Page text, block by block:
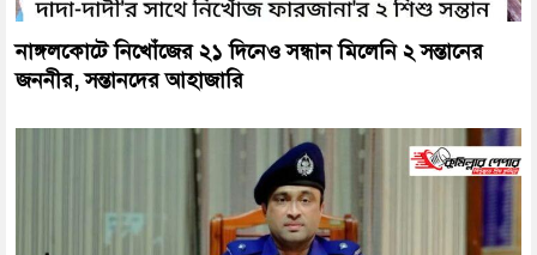
নাঙ্গলকোটে নিখোঁজের ২১ দিনেও সন্ধান মিলেনি ২ সন্তানের
জননীর, সন্তানদের আহাজারি